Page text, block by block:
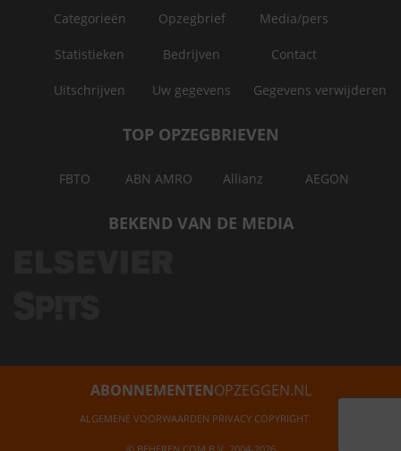
Categorieën Opzegbrief Media/pers
Statistieken Bedrijven Contact
Uitschrijven Uw gegevens Gegevens verwijderen
TOP OPZEGBRIEVEN
FBTO ABN AMRO Allianz AEGON
BEKEND VAN DE MEDIA
ABONNEMENTENOPZEGGEN.NL
ALGEMENE VOORWAARDEN PRIVACY COPYRIGHT